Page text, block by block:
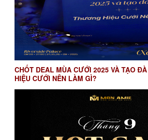
CHỐT DEAL MÙA CƯỚI 2025 VÀ TẠO
HIỆU CƯỚI NÊN LÀM GÌ?